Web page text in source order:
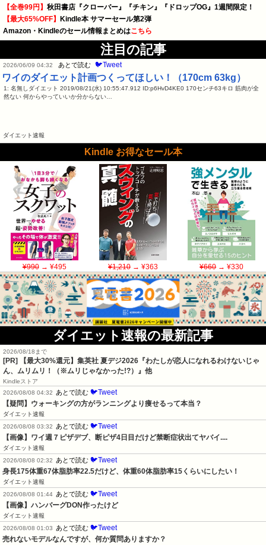
【全巻99円】 秋田書店『クローバー』『チキン』『ドロップOG』1週間限定！
【最大65%OFF】 Kindle本 サマーセール第2弾
Amazon・Kindleのセール情報まとめはこちら
注目の記事
2026/06/09 04:32 あとで読む 🐦Tweet
ワイのダイエット計画つくってほしい！（170cm 63kg）
1: 名無しダイエット 2019/08/21(水) 10:55:47.912 ID:p6HvD4KE0 170センチ63キロ 筋肉が全
然ない 何からやっていいか分からない…
ダイエット速報
Kindle お得なセール本
¥990→ ¥495 ¥1,210→ ¥363 ¥660→ ¥330
ダイエット速報の最新記事
2026/08/18まで
[PR]
【最大30%還元】集英社 夏デジ2026『わたしが恋人になれるわけないじゃ
ん、ムリムリ！（※ムリじゃなかった!?）』他
Kindleストア
2026/08/08 04:32
あとで読む 🐦Tweet
【疑問】ウォーキングの方がランニングより痩せるって本当？
ダイエット速報
2026/08/08 03:32
あとで読む 🐦Tweet
【画像】ワイ週７ピザデブ、断ピザ4日目だけど禁断症状出てヤバイ....
ダイエット速報
2026/08/08 02:32
あとで読む 🐦Tweet
身長175体重67体脂肪率22.5だけど、体重60体脂肪率15くらいにしたい！
ダイエット速報
2026/08/08 01:44 あとで読む 🐦Tweet
【画像】ハンバーグDON作ったけど
ダイエット速報
2026/08/08 01:03
あとで読む 🐦Tweet
売れないモデルなんですが、何か質問ありますか？